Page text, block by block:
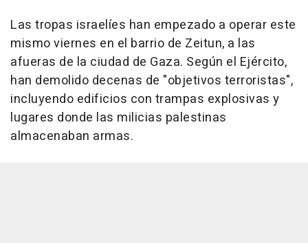
Las tropas israelíes han empezado a operar este
mismo viernes en el barrio de Zeitun, a las
afueras de la ciudad de Gaza. Según el Ejército,
han demolido decenas de "objetivos terroristas",
incluyendo edificios con trampas explosivas y
lugares donde las milicias palestinas
almacenaban armas.